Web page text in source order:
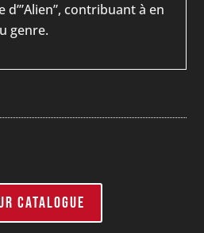
d’”Alien”, contribuant à en
genre.
CATALOGUE